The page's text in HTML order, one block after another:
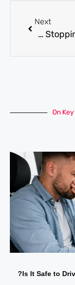
Next
Brake Replacement Near Me in Dubai for Safe and Reliable Stopping Power
On Key
Is It Safe to